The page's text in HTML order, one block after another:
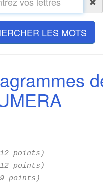
LES MOTS
points)
points)
points)